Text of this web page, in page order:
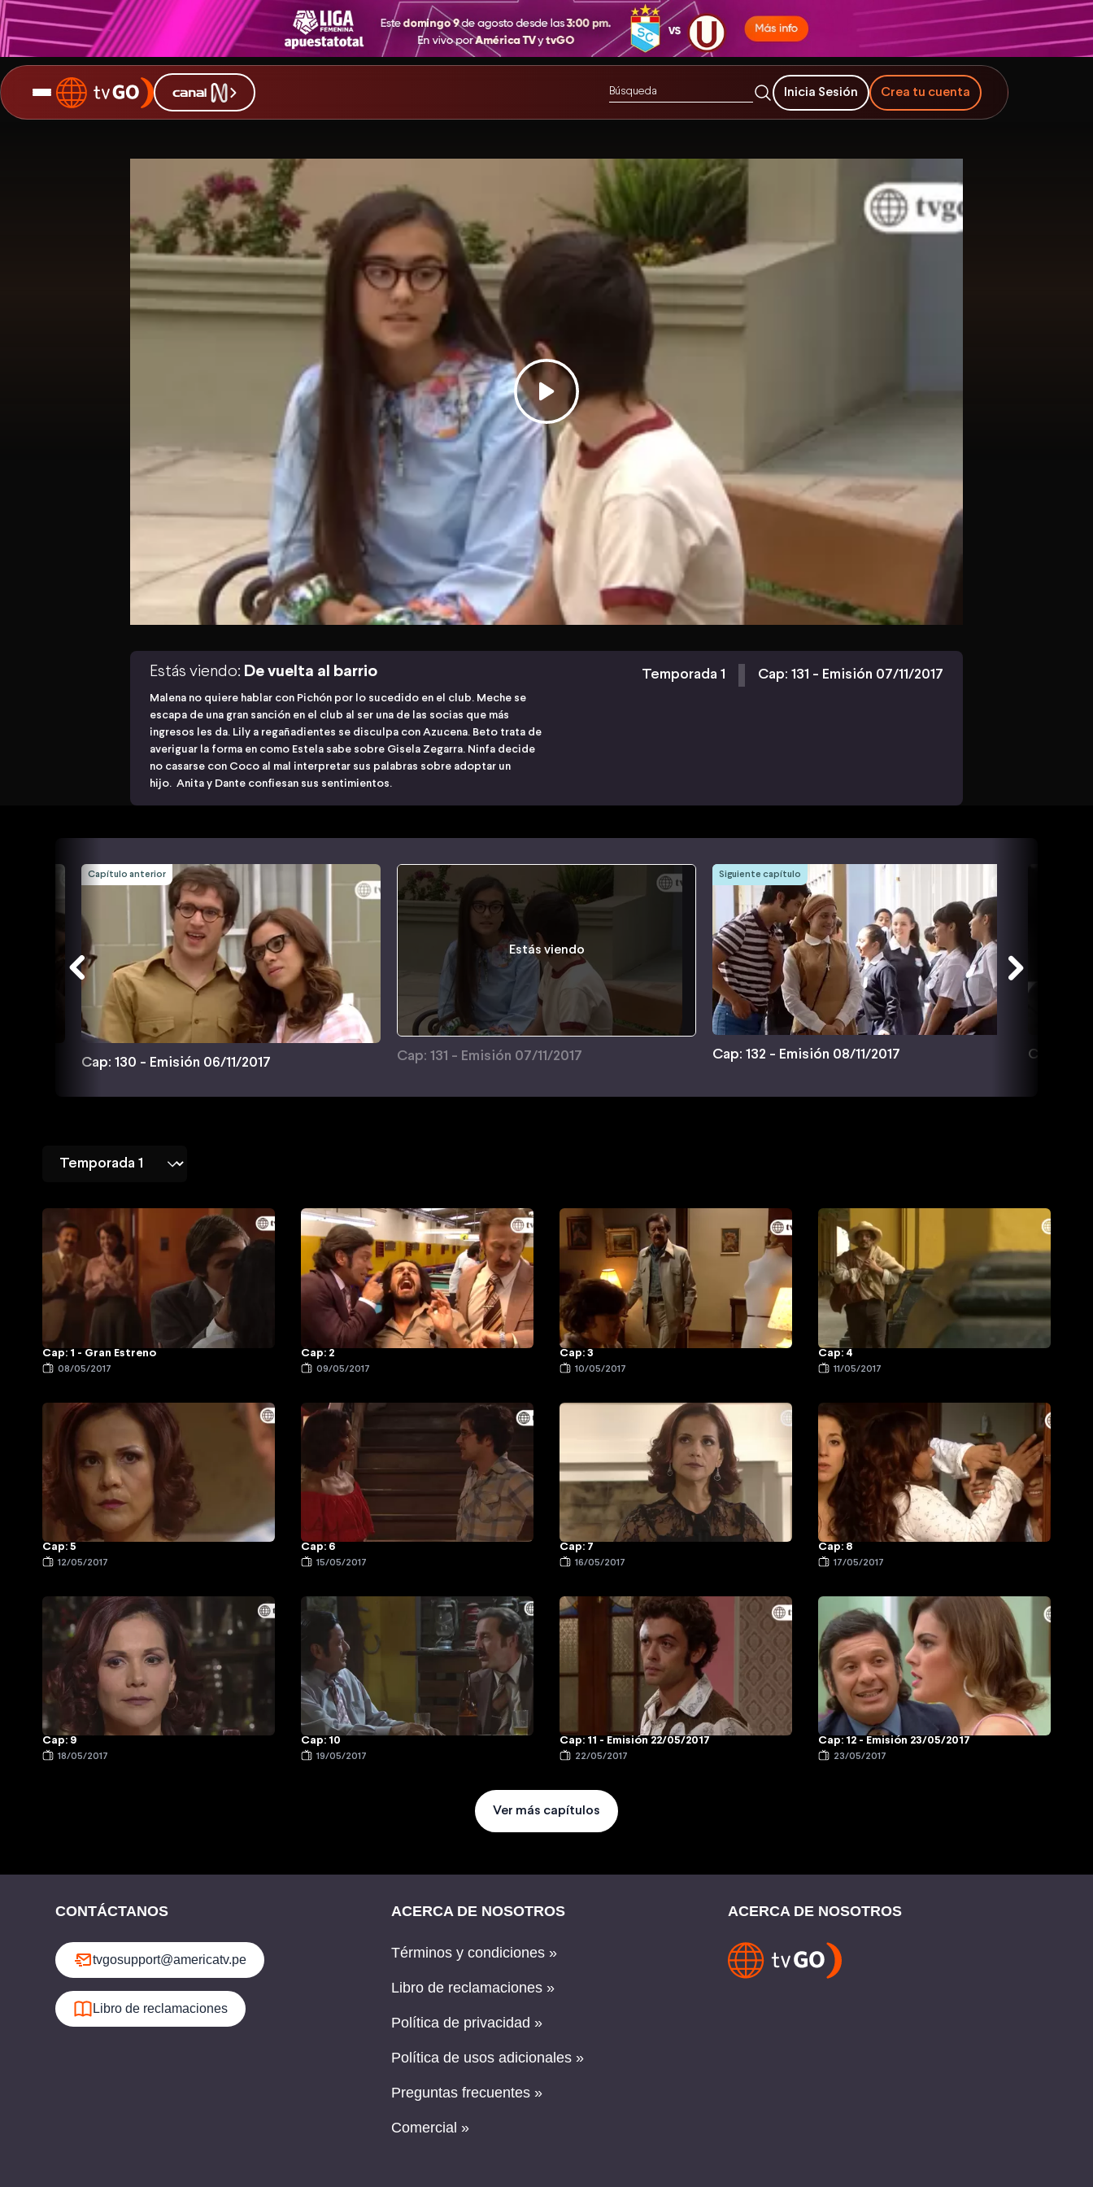
Inicia Sesión Crea tu cuenta
Estás viendo: De vuelta al barrio
Malena no quiere hablar con Pichón por lo sucedido en el club. Meche se
escapa de una gran sanción en el club al ser una de las socias que más
ingresos les da. Lily a regañadientes se disculpa con Azucena. Beto trata de
averiguar la forma en como Estela sabe sobre Gisela Zegarra. Ninfa decide
no casarse con Coco al mal interpretar sus palabras sobre adoptar un
hijo. Anita y Dante confiesan sus sentimientos.
Temporada 1 Cap: 131 - Emisión 07/11/2017
Capítulo anterior
Cap: 130 - Emisión 06/11/2017
Estás viendo
Cap: 131 - Emisión 07/11/2017
Siguiente capítulo
Cap: 132 - Emisión 08/11/2017 Cap: 133
Cap: 1 - Gran Estreno
08/05/2017
Cap: 2
09/05/2017
Cap: 3
10/05/2017
Cap: 4
11/05/2017
Cap: 5
12/05/2017
Cap: 6
15/05/2017
Cap: 7
16/05/2017
Cap: 8
17/05/2017
Cap: 9
18/05/2017
Cap: 10
19/05/2017
Cap: 11 - Emisión 22/05/2017
22/05/2017
Cap: 12 - Emisión 23/05/2017
23/05/2017
Ver más capítulos
CONTÁCTANOS
tvgosupport@americatv.pe
Libro de reclamaciones
ACERCA DE NOSOTROS
Términos y condiciones »
Libro de reclamaciones »
Política de privacidad »
Política de usos adicionales »
Preguntas frecuentes »
Comercial »
ACERCA DE NOSOTROS